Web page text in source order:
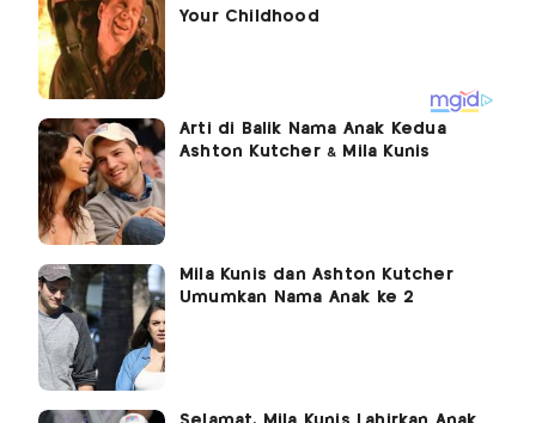
Arti di Balik Nama Anak Kedua
Ashton Kutcher & Mila Kunis
Mila Kunis dan Ashton Kutcher
Umumkan Nama Anak ke 2